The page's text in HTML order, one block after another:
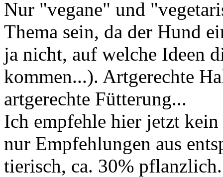
Nur "vegane" und
Thema sein, da der Hund
ja nicht, auf welche Ideen
kommen...). Artgerechte
artgerechte Fütterung...
Ich empfehle hier jetzt kein
nur Empfehlungen aus
tierisch, ca. 30%